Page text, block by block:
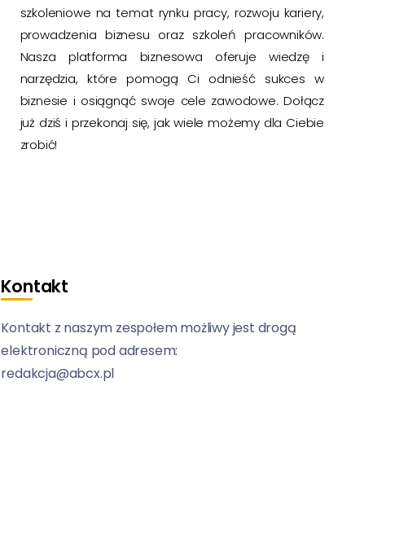
szkoleniowe na temat rynku pracy, rozwoju kariery,
prowadzenia biznesu oraz szkoleń pracowników.
Nasza platforma biznesowa oferuje wiedzę i
narzędzia, które pomogą Ci odnieść sukces w
biznesie i osiągnąć swoje cele zawodowe. Dołącz
już dziś i przekonaj się, jak wiele możemy dla Ciebie
zrobić!
Kontakt
Kontakt z naszym zespołem możliwy jest drogą
elektroniczną pod adresem:
redakcja@abcx.pl